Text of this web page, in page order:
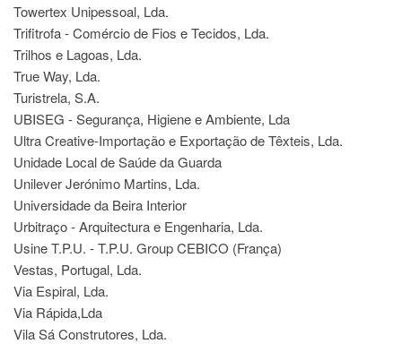
Towertex Unipessoal, Lda.
Trifitrofa - Comércio de Fios e Tecidos, Lda.
Trilhos e Lagoas, Lda.
True Way, Lda.
Turistrela, S.A.
UBISEG - Segurança, Higiene e Ambiente, Lda
Ultra Creative-Importação e Exportação de Têxteis, Lda.
Unidade Local de Saúde da Guarda
Unilever Jerónimo Martins, Lda.
Universidade da Beira Interior
Urbitraço - Arquitectura e Engenharia, Lda.
Usine T.P.U. - T.P.U. Group CEBICO (França)
Vestas, Portugal, Lda.
Via Espiral, Lda.
Via Rápida,Lda
Vila Sá Construtores, Lda.